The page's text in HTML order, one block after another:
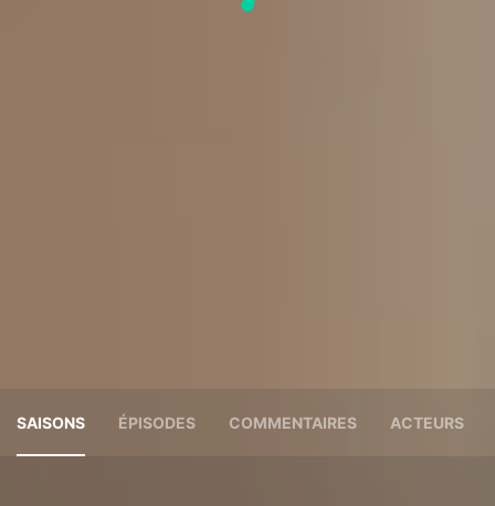
SAISONS ÉPISODES COMMENTAIRES ACTEURS